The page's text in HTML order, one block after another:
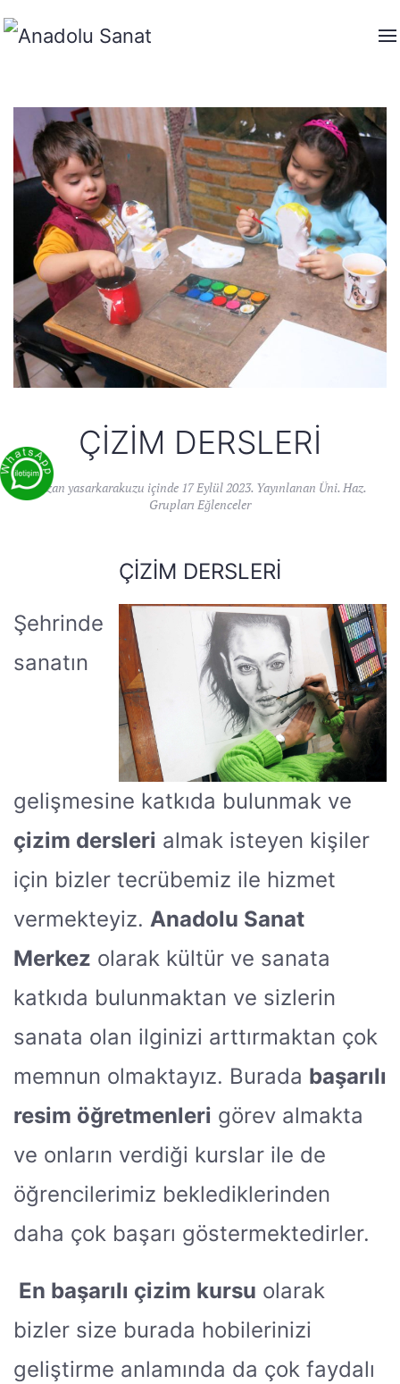
ÇIZIM DERSLERI
Yazan yasarkarakuzu içinde 17 Eylül 2023. Yayınlanan Üni. Haz.
Grupları Eğlenceler
ÇIZIM DERSLERI
Şehrinde
sanatın
gelişmesine katkıda bulunmak ve
çizim dersleri almak isteyen kişiler
için bizler tecrübemiz ile hizmet
vermekteyiz. Anadolu Sanat
Merkez olarak kültür ve sanata
katkıda bulunmaktan ve sizlerin
sanata olan ilginizi arttırmaktan çok
memnun olmaktayız. Burada başarılı
resim öğretmenleri görev almakta
ve onların verdiği kurslar ile de
öğrencilerimiz beklediklerinden
daha çok başarı göstermektedirler.
En başarılı çizim kursu olarak
bizler size burada hobilerinizi
geliştirme anlamında da çok faydalı